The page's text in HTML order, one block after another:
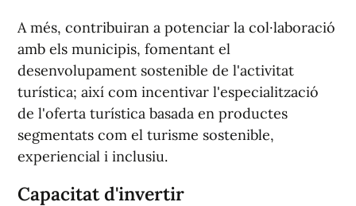
A més, contribuiran a potenciar la col·laboració
amb els municipis, fomentant el
desenvolupament sostenible de l'activitat
turística; així com incentivar l'especialització
de l'oferta turística basada en productes
segmentats com el turisme sostenible,
experiencial i inclusiu.
Capacitat d'invertir